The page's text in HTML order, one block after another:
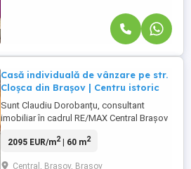
Casă individuală de vânzare pe str.
Cloșca din Brașov | Centru istoric
Sunt Claudiu Dorobanțu, consultant
imobiliar în cadrul RE/MAX Central Brașov
Brașovului - casă individuală situată în
2095 EUR/m2| 60 m2
Central, Brasov, Brasov